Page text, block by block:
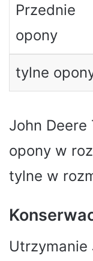
Przednie
opony
tylne
John
opony w
tylne w
Utrzymanie